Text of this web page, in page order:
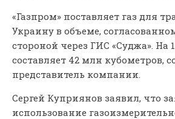
«Газпром» поставляет газ для
Украину в объеме,
стороной через ГИС «Суджа». На
составляет 42 млн кубометров,
представитель компании.
Сергей Куприянов заявил, что
использование